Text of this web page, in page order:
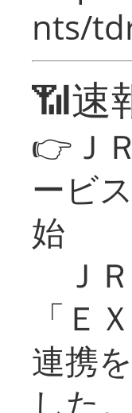
nts/
📶速
👉Ｊ
ービ
始
Ｊ
「Ｅ
連携
した